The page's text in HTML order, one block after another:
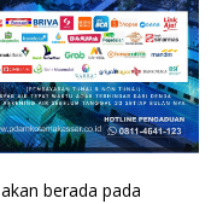
berada pada